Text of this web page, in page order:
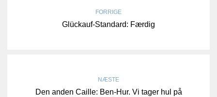
FORRIGE
Glückauf-Standard: Færdig
NÆSTE
Den anden Caille: Ben-Hur. Vi tager hul på